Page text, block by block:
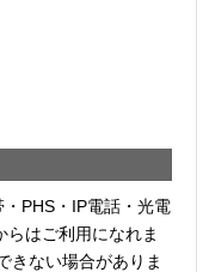
PHS・IP電話・光電
はご利用になれま
きない場合がありま